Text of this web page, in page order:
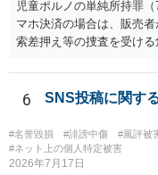
児童ポルノの単純所持罪
マホ決済の場合は、販売
索差押え等の捜査を受ける
6 SNS投稿に関す
#名誉毀損 #誹謗中傷 #風評被
#ネット上の個人特定被害
2026年7月17日